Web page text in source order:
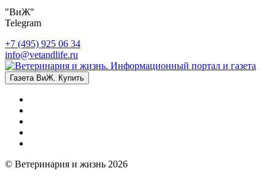
"ВиЖ"
Telegram
+7 (495) 925 06 34
info@vetandlife.ru
Газета ВиЖ. Купить
© Ветеринария и жизнь 2026